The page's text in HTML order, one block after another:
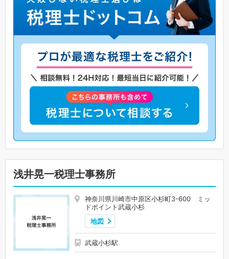
浅井晃一税理士事務所
神奈川県川崎市中原区小杉町3-600 ミッ
ドポイント武蔵小杉
地図
武蔵小杉駅